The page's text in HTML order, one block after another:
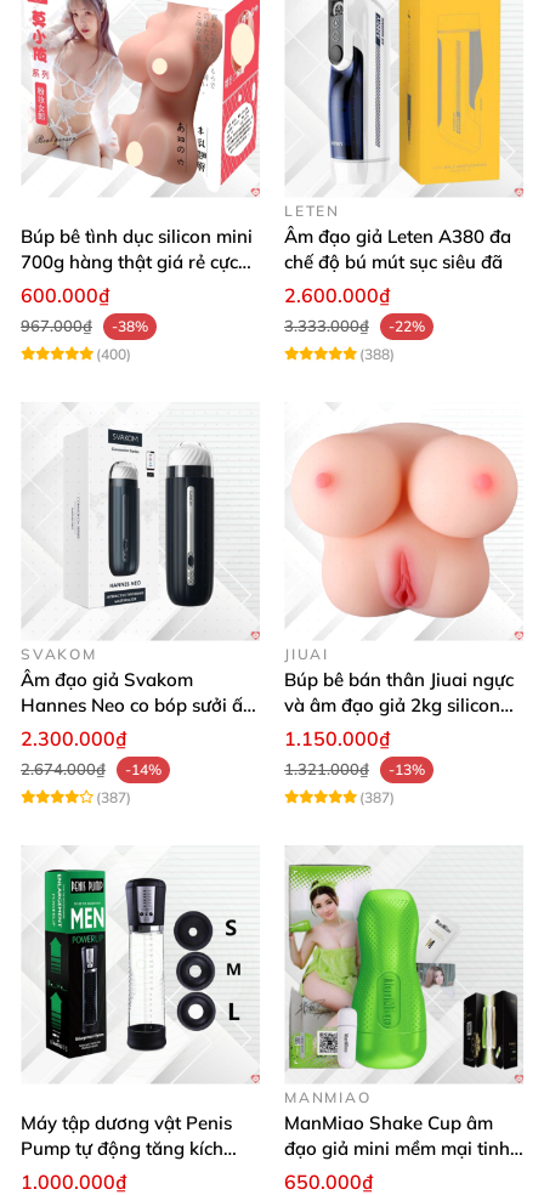
Búp bê tình dục silicon mini
700g hàng thật giá rẻ cực
sướng
600.000₫
967.000₫
-38%
(400)
LETEN
Âm đạo giả Leten A380 đa
chế độ bú mút sục siêu đã
2.600.000₫
3.333.000₫
-22%
(388)
SVAKOM
Âm đạo giả Svakom
Hannes Neo co bóp sưởi ấm
điều khiển app tiện lợi kích
thích mạnh mẽ
2.300.000₫
2.674.000₫
-14%
(387)
JIUAI
Búp bê bán thân Jiuai ngực
và âm đạo giả 2kg silicon
nguyên khối cao cấp
1.150.000₫
1.321.000₫
-13%
(387)
Máy tập dương vật Penis
Pump tự động tăng kích
thước hiệu quả nhanh
1.000.000₫
MANMIAO
ManMiao Shake Cup âm
đạo giả mini mềm mại tinh
tế kích thích cực đỉnh
650.000₫